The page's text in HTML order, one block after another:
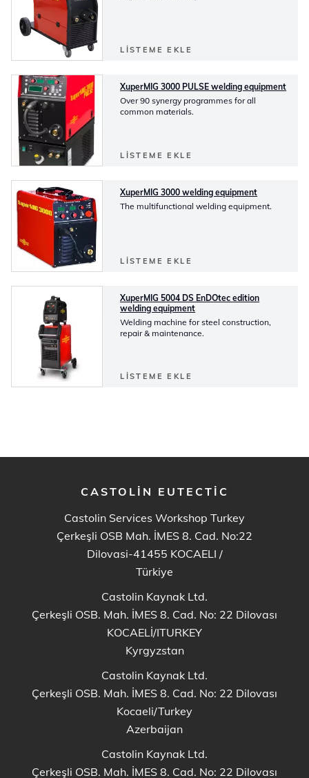
LISTEME EKLE
XuperMIG 3000 PULSE welding equipment
Over 90 synergy programmes for all
common materials.
LISTEME EKLE
XuperMIG 3000 welding equipment
The multifunctional welding equipment.
LISTEME EKLE
XuperMIG 5004 DS EnDOtec edition
welding equipment
Welding machine for steel construction,
repair & maintenance.
LISTEME EKLE
CASTOLIN EUTECTIC
Castolin Services Workshop Turkey
Çerkeşli OSB Mah. İMES 8. Cad. No:22
Dilovasi-41455 KOCAELI /
Türkiye
Castolin Kaynak Ltd.
Çerkeşli OSB. Mah. İMES 8. Cad. No: 22 Dilovası
KOCAELİ/ITURKEY
Kyrgyzstan
Castolin Kaynak Ltd.
Çerkeşli OSB. Mah. İMES 8. Cad. No: 22 Dilovası
Kocaeli/Turkey
Azerbaijan
Castolin Kaynak Ltd.
Çerkeşli OSB. Mah. İMES 8. Cad. No: 22 Dilovası